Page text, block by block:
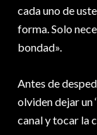
cada uno de
forma. Solo
bondad».
Antes de
olviden dejar un
canal y tocar la